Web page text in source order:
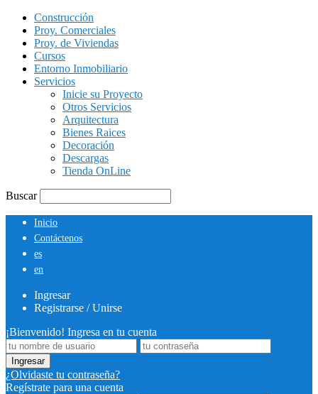
Construcción
Proy. Comerciales
Proy. de Viviendas
Cursos
Entorno Inmobiliario
Servicios
Inicie su Proyecto
Otros Servicios
Arquitectura
Bienes Raices
Decoración
Descargas
Tienda OnLine
Buscar
Inicio
Contáctenos
es
en
Ingresar
Registrarse / Unirse
¡Bienvenido! Ingresa en tu cuenta
¿Olvidaste tu contraseña?
Regístrate para una cuenta